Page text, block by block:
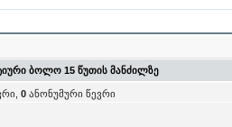
ბოლო 15 წუთის მანძილზე
0 ანონუმური წევრი